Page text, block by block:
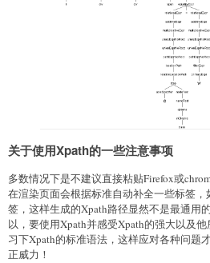
关于使用Xpath的一些注意事项
多数情况下是不建议直接粘贴Firefox或
在渲染页面会根据标准自动补全一些标签
签，这样生成的Xpath路径显然不是最通用
以，要使用Xpath并感受Xpath的强大以及
习下Xpath的标准语法，这样应对各种问题
正威力！